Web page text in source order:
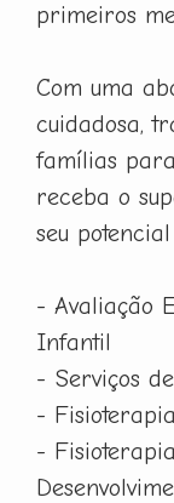
primeiros
Com uma
cuidadosa,
famílias
receba o
seu
- Avaliação
Infantil
- Serviços
-
-